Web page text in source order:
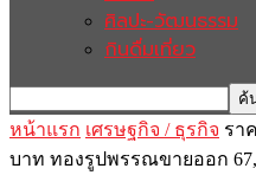
ศิลปะ-วัฒนธรรม
กินดื่มเที่ยว
หน้าแรก เศรษฐกิจ / ธุรกิจ รา
บาท ทองรูปพรรณขายออก